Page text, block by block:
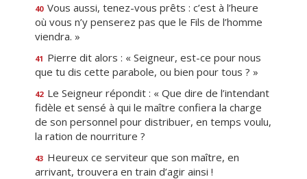
40 Vous aussi, tenez-vous prêts : c’est à l’heure
où vous n’y penserez pas que le Fils de l’homme
viendra. »
41 Pierre dit alors : « Seigneur, est-ce pour nous
que tu dis cette parabole, ou bien pour tous ? »
42 Le Seigneur répondit : « Que dire de l’intendant
fidèle et sensé à qui le maître confiera la charge
de son personnel pour distribuer, en temps voulu,
la ration de nourriture ?
43 Heureux ce serviteur que son maître, en
arrivant, trouvera en train d’agir ainsi !